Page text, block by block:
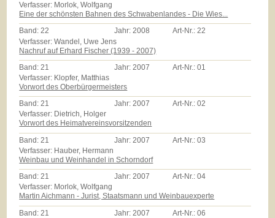
Verfasser: Morlok, Wolfgang
Eine der schönsten Bahnen des Schwabenlandes - Die Wies...
Band:22 Jahr:2008 Art-Nr.:22
Verfasser: Wandel, Uwe Jens
Nachruf auf Erhard Fischer (1939 - 2007)
Band: 21 Jahr: 2007 Art-Nr.:01
Verfasser: Klopfer, Matthias
Vorwort des Oberbürgermeisters
Band:21 Jahr:2007 Art-Nr.:02
Verfasser: Dietrich, Holger
Vorwort des Heimatvereinsvorsitzenden
Band: 21 Jahr: 2007 Art-Nr.:03
Verfasser: Hauber, Hermann
Weinbau und Weinhandel in Schorndorf
Band:21 Jahr:2007 Art-Nr.:04
Verfasser: Morlok, Wolfgang
Martin Aichmann - Jurist, Staatsmann und Weinbauexperte
Band: 21 Jahr: 2007 Art-Nr.:06